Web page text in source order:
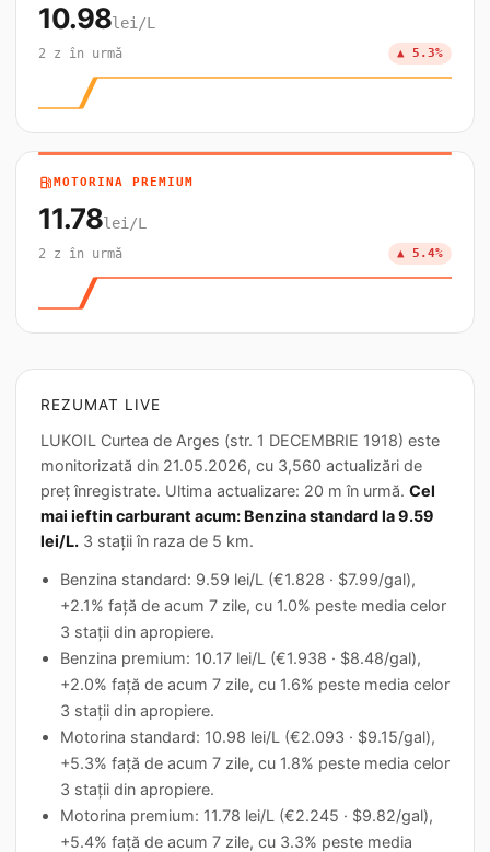
10.98lei/L
2 z în urmă ▲ 5.3%
local_gas_stationMOTORINA PREMIUM
11.78lei/L
2 z în urmă ▲ 5.4%
REZUMAT LIVE
LUKOIL Curtea de Arges (str. 1 DECEMBRIE 1918) este
monitorizată din 21.05.2026, cu 3,560 actualizări de
preț înregistrate. Ultima actualizare: 20 m în urmă. Cel
mai ieftin carburant acum: Benzina standard la 9.59
lei/L. 3 stații în raza de 5 km.
Benzina standard: 9.59 lei/L (€1.828 · $7.99/gal),
+2.1% față de acum 7 zile, cu 1.0% peste media celor
3 stații din apropiere.
Benzina premium: 10.17 lei/L (€1.938 · $8.48/gal),
+2.0% față de acum 7 zile, cu 1.6% peste media celor
3 stații din apropiere.
Motorina standard: 10.98 lei/L (€2.093 · $9.15/gal),
+5.3% față de acum 7 zile, cu 1.8% peste media celor
3 stații din apropiere.
Motorina premium: 11.78 lei/L (€2.245 · $9.82/gal),
+5.4% față de acum 7 zile, cu 3.3% peste media